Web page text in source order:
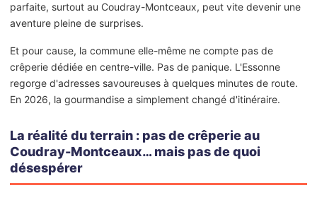
parfaite, surtout au Coudray-Montceaux, peut vite devenir une
aventure pleine de surprises.
Et pour cause, la commune elle-même ne compte pas de
crêperie dédiée en centre-ville. Pas de panique. L'Essonne
regorge d'adresses savoureuses à quelques minutes de route.
En 2026, la gourmandise a simplement changé d'itinéraire.
La réalité du terrain : pas de crêperie au
Coudray-Montceaux… mais pas de quoi
désespérer